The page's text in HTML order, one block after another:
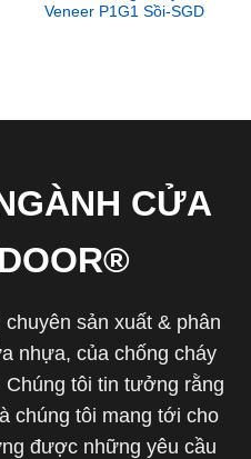
Veneer P1G1 Sồi-SGD
CỬA
sản xuất & phân
nhựa, của chống cháy
tôi tin tưởng rằng
chúng tôi mang tới cho
được những yêu cầu